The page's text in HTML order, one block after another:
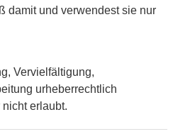
damit und verwendest sie nur
Vervielfältigung,
urheberrechtlich
erlaubt.